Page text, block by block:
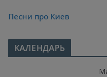
Песни про Киев
КАЛЕНДАРЬ